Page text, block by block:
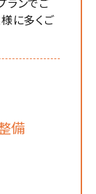
に多くご
備